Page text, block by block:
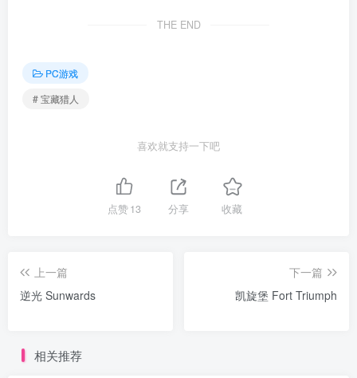
THE END
PC游戏
# 宝藏猎人
喜欢就支持一下吧
点赞13 分享 收藏
上一篇
逆光 Sunwards
下一篇
凯旋堡 Fort Triumph
相关推荐